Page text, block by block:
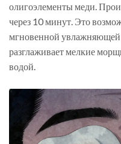
олигоэлементы меди.
через 10 минут. Это
мгновенной увлажняющей
разглаживает мелкие
водой.